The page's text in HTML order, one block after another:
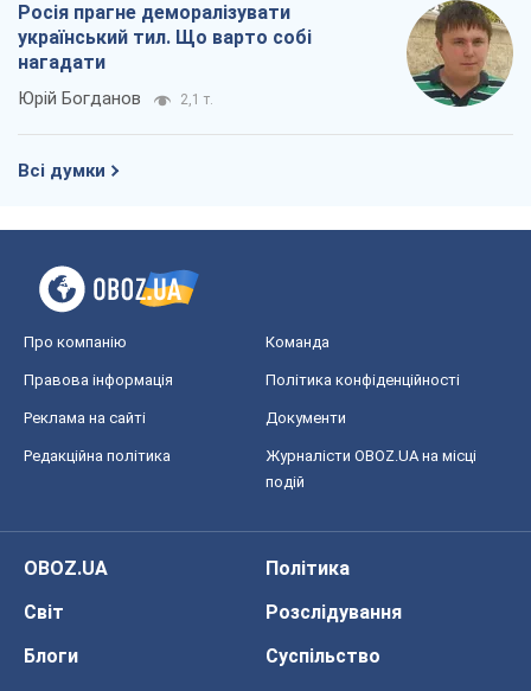
Росія прагне деморалізувати
український тил. Що варто собі
нагадати
Юрій Богданов 2,1 т.
Всі думки
Про компанію Команда
Правова інформація Політика конфіденційності
Реклама на сайті Документи
Редакційна політика
Журналісти OBOZ.UA на місці
подій
OBOZ.UA
Політика
Світ
Розслідування
Блоги
Суспільство